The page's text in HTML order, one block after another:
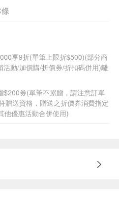
享9折(單筆上限折$500)(部分商
活動/加價購/折價券/折扣碼併用)離
$200券(單筆不累贈，請注意訂單
贈送資格，贈送之折價券消費指定
他優惠活動合併使用)